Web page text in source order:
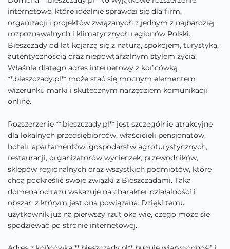
internetowe, które idealnie sprawdzi się dla firm,
organizacji i projektów związanych z jednym z najbardziej
rozpoznawalnych i klimatycznych regionów Polski.
Bieszczady od lat kojarzą się z naturą, spokojem, turystyką,
autentycznością oraz niepowtarzalnym stylem życia.
Właśnie dlatego adres internetowy z końcówką
**.bieszczady.pl** może stać się mocnym elementem
wizerunku marki i skutecznym narzędziem komunikacji
online.
Rozszerzenie **.bieszczady.pl** jest szczególnie atrakcyjne
dla lokalnych przedsiębiorców, właścicieli pensjonatów,
hoteli, apartamentów, gospodarstw agroturystycznych,
restauracji, organizatorów wycieczek, przewodników,
sklepów regionalnych oraz wszystkich podmiotów, które
chcą podkreślić swoje związki z Bieszczadami. Taka
domena od razu wskazuje na charakter działalności i
obszar, z którym jest ona powiązana. Dzięki temu
użytkownik już na pierwszy rzut oka wie, czego może się
spodziewać po stronie internetowej.